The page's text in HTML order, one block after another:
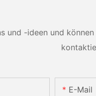
und -ideen und
E-Mail